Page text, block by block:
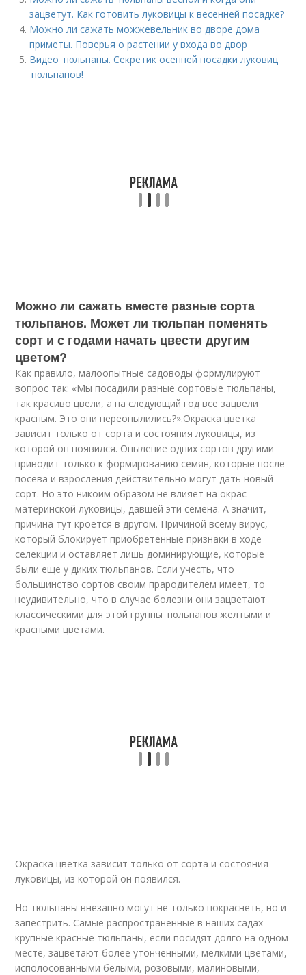
зацветут. Как готовить луковицы к весенней посадке?
Можно ли сажать можжевельник во дворе дома
приметы. Поверья о растении у входа во двор
Видео тюльпаны. Секретик осенней посадки луковиц
тюльпанов!
Можно ли сажать вместе разные сорта
тюльпанов. Может ли тюльпан поменять
сорт и с годами начать цвести другим
цветом?
Как правило, малоопытные садоводы формулируют
вопрос так: «Мы посадили разные сортовые тюльпаны,
так красиво цвели, а на следующий год все зацвели
красным. Это они переопылились?».Окраска цветка
зависит только от сорта и состояния луковицы, из
которой он появился. Опыление одних сортов другими
приводит только к формированию семян, которые после
посева и взросления действительно могут дать новый
сорт. Но это никоим образом не влияет на окрас
материнской луковицы, давшей эти семена. А значит,
причина тут кроется в другом. Причиной всему вирус,
который блокирует приобретенные признаки в ходе
селекции и оставляет лишь доминирующие, которые
были еще у диких тюльпанов. Если учесть, что
большинство сортов своим прародителем имеет, то
неудивительно, что в случае болезни они зацветают
классическими для этой группы тюльпанов желтыми и
красными цветами.
Окраска цветка зависит только от сорта и состояния
луковицы, из которой он появился.
Но тюльпаны внезапно могут не только покраснеть, но и
запестрить. Самые распространенные в наших садах
крупные красные тюльпаны, если посидят долго на одном
месте, зацветают более утонченными, мелкими цветами,
исполосованными белыми, розовыми, малиновыми,